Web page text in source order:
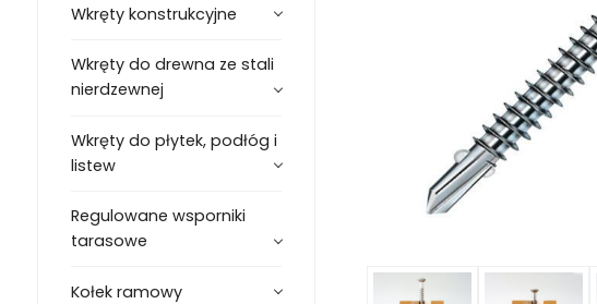
Wkręty konstrukcyjne
Wkręty do drewna ze stali
nierdzewnej
Wkręty do płytek, podłóg i
listew
Regulowane wsporniki
tarasowe
Kołek ramowy